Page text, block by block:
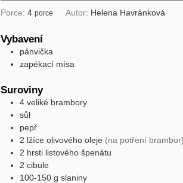
Porce: 4 porce Autor: Helena Havránková
Vybavení
pánvička
zapékací mísa
Suroviny
4 veliké brambory
sůl
pepř
2 lžíce olivového oleje (na potření brambor)
2 hrsti listového špenátu
2 cibule
100-150 g slaniny